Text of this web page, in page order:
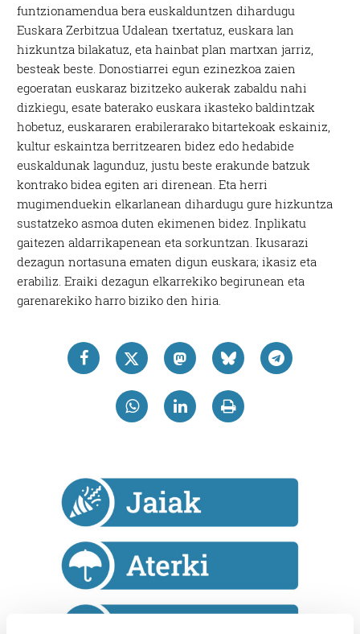
funtzionamendua bera euskalduntzen dihardugu
Euskara Zerbitzua Udalean txertatuz, euskara lan
hizkuntza bilakatuz, eta hainbat plan martxan jarriz,
besteak beste. Donostiarrei egun ezinezkoa zaien
egoeratan euskaraz bizitzeko aukerak zabaldu nahi
dizkiegu, esate baterako euskara ikasteko baldintzak
hobetuz, euskararen erabilerarako bitartekoak eskainiz,
kultur eskaintza berritzearen bidez edo hedabide
euskaldunak lagunduz, justu beste erakunde batzuk
kontrako bidea egiten ari direnean. Eta herri
mugimenduekin elkarlanean dihardugu gure hizkuntza
sustatzeko asmoa duten ekimenen bidez. Inplikatu
gaitezen aldarrikapenean eta sorkuntzan. Ikusarazi
dezagun nortasuna ematen digun euskara; ikasiz eta
erabiliz. Eraiki dezagun elkarrekiko begirunean eta
garenarekiko harro biziko den hiria.